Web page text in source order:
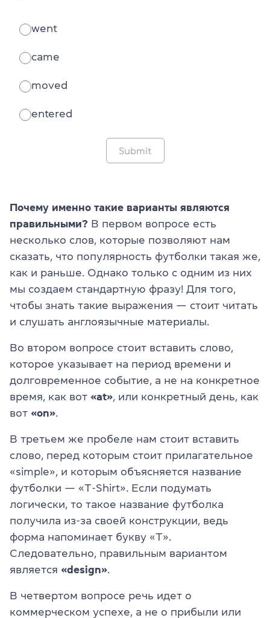
went
came
moved
entered
Submit
Почему именно такие варианты являются
правильными? В первом вопросе есть
несколько слов, которые позволяют нам
сказать, что популярность футболки такая же,
как и раньше. Однако только с одним из них
мы создаем стандартную фразу! Для того,
чтобы знать такие выражения — стоит читать
и слушать англоязычные материалы.
Во втором вопросе стоит вставить слово,
которое указывает на период времени и
долговременное событие, а не на конкретное
время, как вот «at» , или конкретный день, как
вот «on»
В третьем же пробеле нам стоит вставить
слово, перед которым стоит прилагательное
«simple», и которым объясняется название
футболки — «T-Shirt». Если подумать
логически, то такое название футболка
получила из-за своей конструкции, ведь
форма напоминает букву «Т».
Следовательно, правильным вариантом
является «design»
В четвертом вопросе речь идет о
коммерческом успехе, а не о прибыли или